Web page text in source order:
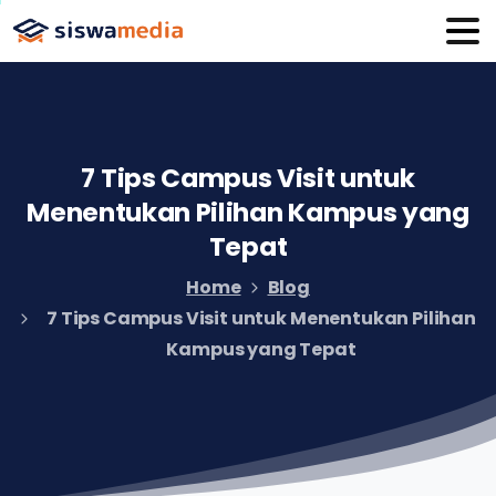
7 TipsCampusVisituntuk
Menentukan PilihanKampusyang
Tepat
Home
Blog
7 Tips Campus Visit untuk Menentukan Pilihan
Kampus yang Tepat